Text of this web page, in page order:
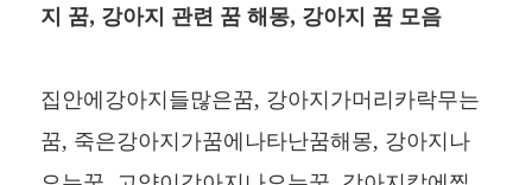
지 꿈, 강아지 관련 꿈 해몽, 강아지 꿈 모음
집안에강아지들많은꿈, 강아지가머리카락무는
꿈, 죽은강아지가꿈에나타난꿈해몽, 강아지나